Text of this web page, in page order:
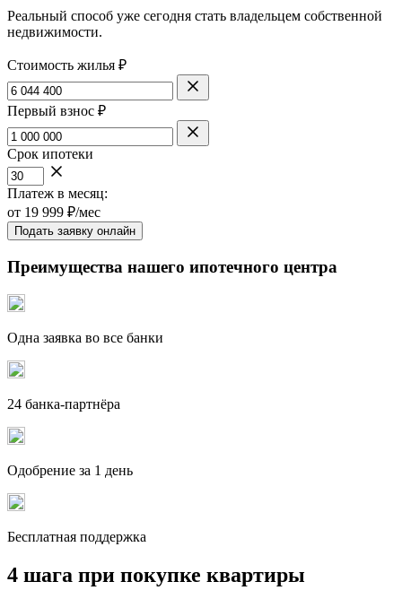
Реальный способ уже сегодня стать владельцем собственной
недвижимости.
Стоимость жилья ₽
Первый взнос ₽
Срок ипотеки
Платеж в месяц:
от 19 999 ₽/мес
Подать заявку онлайн
Преимущества нашего ипотечного центра
Одна заявка во все банки
24 банка-партнёра
Одобрение за 1 день
Бесплатная поддержка
4 шага при покупке квартиры